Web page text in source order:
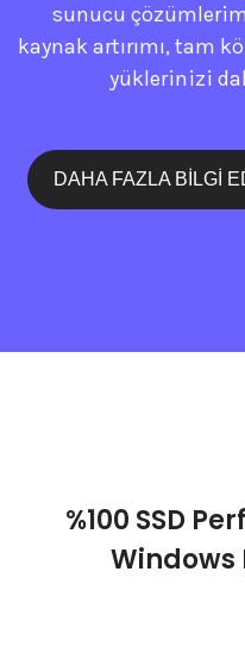
sunucu
kaynak artırımı, tam
yüklerinizi
DAHA FAZLA BILGI
%100 SSD
Windows